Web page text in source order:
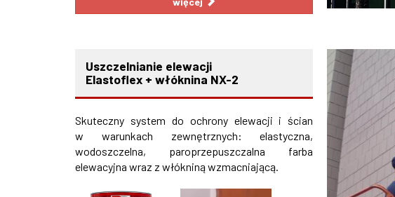
Uszczelnianie elewacji
Elastoflex + włóknina NX-2
Skuteczny system do ochrony elewacji i ścian
w warunkach zewnętrznych: elastyczna,
wodoszczelna, paroprzepuszczalna farba
elewacyjna wraz z włókniną wzmacniającą.